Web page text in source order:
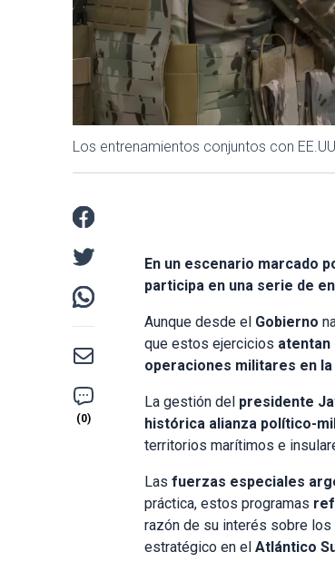
Los entrenamientos conjuntos con
En un escenario marcado
participa en una serie de
Aunque desde el Gobierno
que estos ejercicios atentan
operaciones militares en
La gestión del presidente
histórica alianza político-
territorios marítimos e
Las fuerzas especiales
práctica, estos programas
razón de su interés sobre los
estratégico en elAtlántico